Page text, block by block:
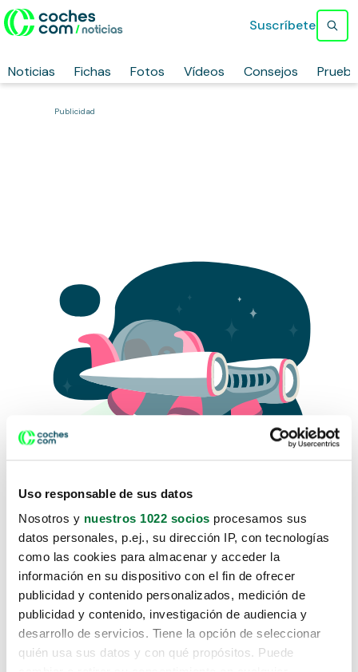
Uso responsable de sus datos
Nosotros y nuestros 1022 socios procesamos sus
datos personales, p.ej., su dirección IP, con tecnologías
como las cookies para almacenar y acceder la
información en su dispositivo con el fin de ofrecer
publicidad y contenido personalizados, medición de
publicidad y contenido, investigación de audiencia y
desarrollo de servicios. Tiene la opción de seleccionar
quién usa sus datos y con qué propósitos. Puede
Noticias Fichas Fotos Vídeos Consejos
Suscríbete
Publicidad
Lo sentimos, no sabemos como
te hemos traido hasta aquí.
Pero puedes encontrar el coche que estás
buscando en alguno de estos enlaces: